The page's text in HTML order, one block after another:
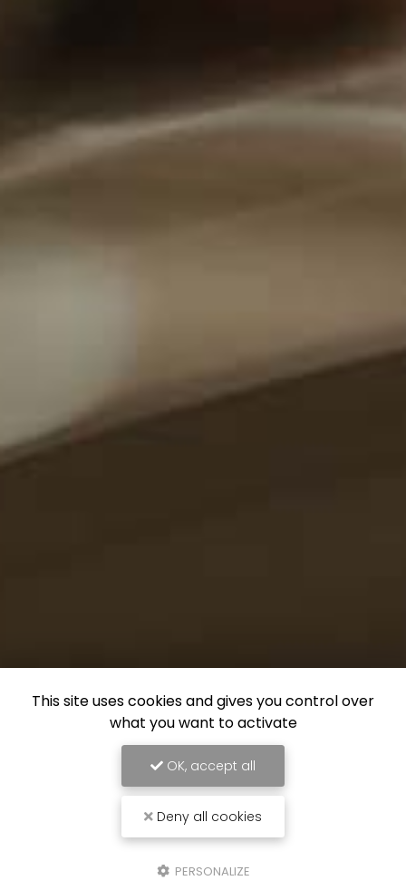
This site uses cookies and gives you control over
what you want to activate
OK, accept all
Deny all cookies
PERSONALIZE